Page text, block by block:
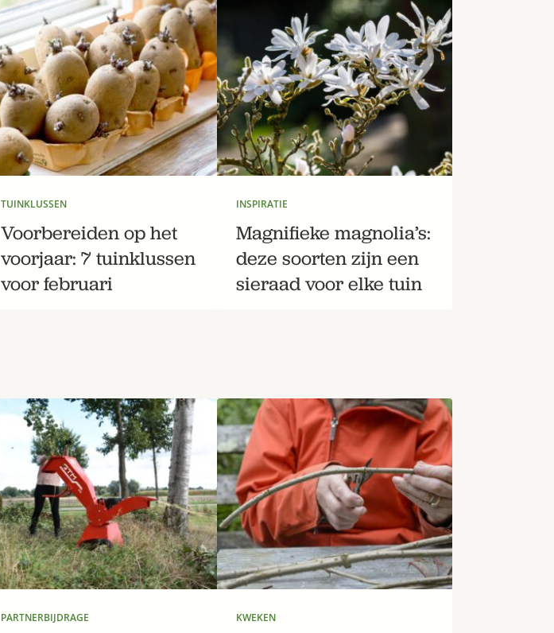
TUINKLUSSEN
Voorbereiden op het
voorjaar: 7 tuinklussen
voor februari
INSPIRATIE
Magnifieke magnolia’s:
deze soorten zijn een
sieraad voor elke tuin
PARTNERBIJDRAGE KWEKEN